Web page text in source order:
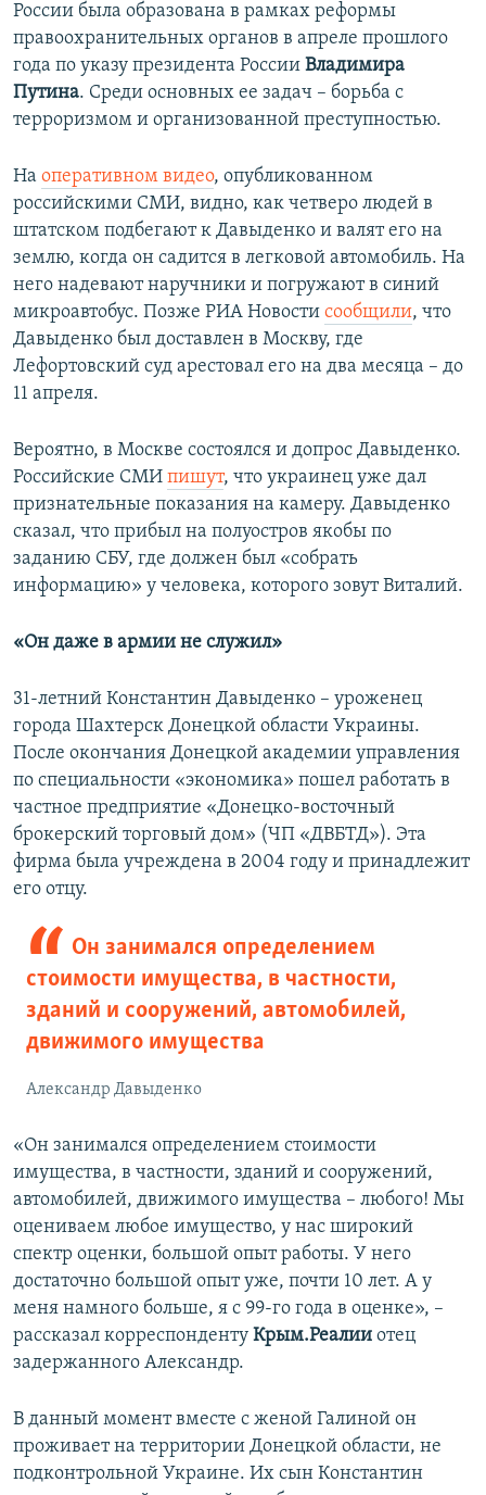
России была образована в рамках реформы
правоохранительных органов в апреле прошлого
года по указу президента России Владимира
Путина. Среди основных ее задач – борьба с
терроризмом и организованной преступностью.
На оперативном видео, опубликованном
российскими СМИ, видно, как четверо людей в
штатском подбегают к Давыденко и валят его на
землю, когда он садится в легковой автомобиль. На
него надевают наручники и погружают в синий
микроавтобус. Позже РИА Новости сообщили, что
Давыденко был доставлен в Москву, где
Лефортовский суд арестовал его на два месяца – до
11 апреля.
Вероятно, в Москве состоялся и допрос Давыденко.
Российские СМИ пишут, что украинец уже дал
признательные показания на камеру. Давыденко
сказал, что прибыл на полуостров якобы по
заданию СБУ, где должен был «собрать
информацию» у человека, которого зовут Виталий.
«Он даже в армии не служил»
31-летний Константин Давыденко – уроженец
города Шахтерск Донецкой области Украины.
После окончания Донецкой академии управления
по специальности «экономика» пошел работать в
частное предприятие «Донецко-восточный
брокерский торговый дом» (ЧП «ДВБТД»). Эта
фирма была учреждена в 2004 году и принадлежит
его отцу.
Он занимался определением
стоимости имущества, в частности,
зданий и сооружений, автомобилей,
движимого имущества
Александр Давыденко
«Он занимался определением стоимости
имущества, в частности, зданий и сооружений,
автомобилей, движимого имущества – любого! Мы
оцениваем любое имущество, у нас широкий
спектр оценки, большой опыт работы. У него
достаточно большой опыт уже, почти 10 лет. А у
меня намного больше, я с 99-го года в оценке», –
рассказал корреспонденту Крым.Реалии отец
задержанного Александр.
В данный момент вместе с женой Галиной он
проживает на территории Донецкой области, не
подконтрольной Украине. Их сын Константин